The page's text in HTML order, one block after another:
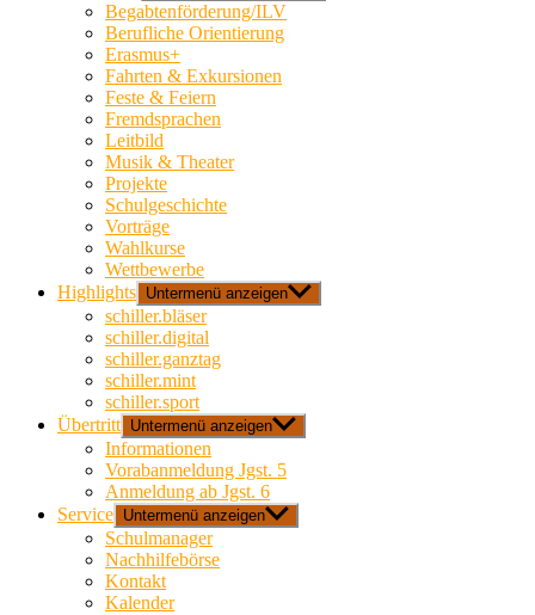
Begabtenförderung/ILV
Berufliche Orientierung
Erasmus+
Fahrten & Exkursionen
Feste & Feiern
Fremdsprachen
Leitbild
Musik & Theater
Projekte
Schulgeschichte
Vorträge
Wahlkurse
Wettbewerbe
Highlights Untermenü anzeigen
schiller.bläser
schiller.digital
schiller.ganztag
schiller.mint
schiller.sport
Übertritt Untermenü anzeigen
Informationen
Vorabanmeldung Jgst. 5
Anmeldung ab Jgst. 6
Service Untermenü anzeigen
Schulmanager
Nachhilfebörse
Kontakt
Kalender